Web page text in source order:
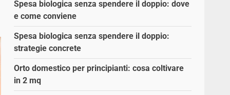
Spesa biologica senza spendere il doppio: dove
e come conviene
Spesa biologica senza spendere il doppio:
strategie concrete
Orto domestico per principianti: cosa coltivare
in 2 mq